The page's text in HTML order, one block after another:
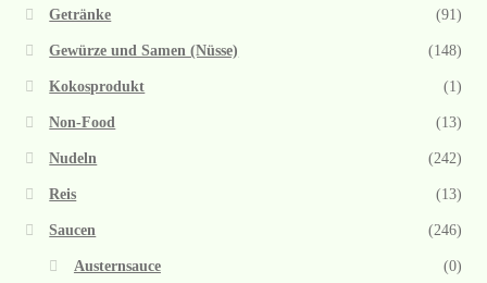
Getränke (91)
Gewürze und Samen (Nüsse) (148)
Kokosprodukt (1)
Non-Food (13)
Nudeln (242)
Reis (13)
Saucen (246)
Austernsauce (0)